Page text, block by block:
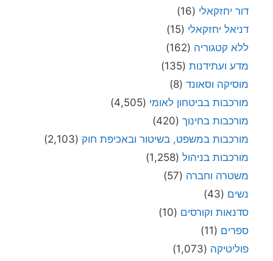
דור יחזקאלי (16)
דניאל יחזקאלי (15)
ללא קטגוריה (162)
מדע ועתידנות (135)
מוסיקה וסאונד (8)
מורכבות בביטחון לאומי (4,505)
מורכבות בחינוך (420)
מורכבות במשפט, בשיטור ובאכיפת חוק (2,103)
מורכבות בניהול (1,258)
משטרה וחברה (57)
נשים (43)
סדנאות וקורסים (10)
ספרים (11)
פוליטיקה (1,073)